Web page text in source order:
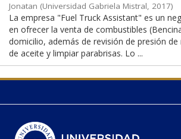
Jonatan (Universidad Gabriela Mistral, 2017)
La empresa "Fuel Truck Assistant" es un
en ofrecer la venta de combustibles
domicilio, además de revisión de presión
de aceite y limpiar parabrisas. Lo ...